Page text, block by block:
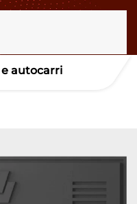
autocarri